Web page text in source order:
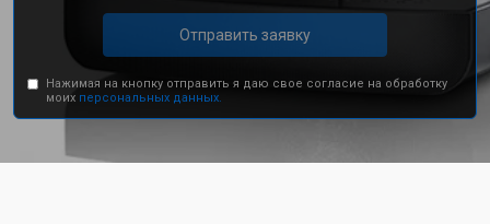
Отправить заявку
Нажимая на кнопку отправить я даю свое согласие на обработку
моих персональных данных.